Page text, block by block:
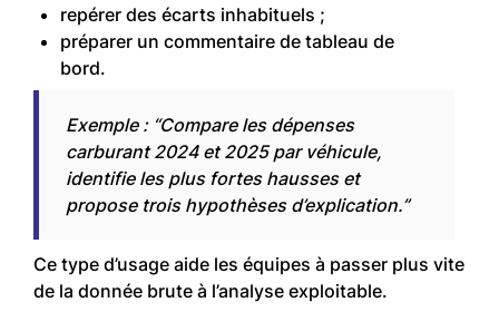
repérer des écarts inhabituels ;
préparer un commentaire de tableau de
bord.
Exemple : “Compare les dépenses
carburant 2024 et 2025 par véhicule,
identifie les plus fortes hausses et
propose trois hypothèses d’explication.”
Ce type d’usage aide les équipes à passer plus vite
de la donnée brute à l’analyse exploitable.